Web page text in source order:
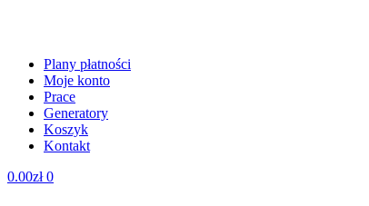
Plany płatności
Moje konto
Prace
Generatory
Koszyk
Kontakt
0.00zł 0